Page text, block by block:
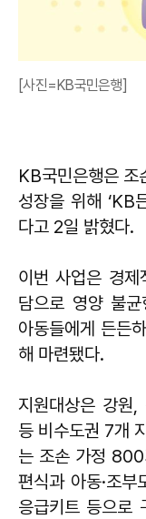
[사진=KB국민은행]
KB국민은행은 조
성장을 위해 ‘KB
다고 2일 밝혔다.
이번 사업은 경
담으로 영양 불
아동들에게 든든
해 마련됐다.
지원대상은 강원
등 비수도권 7개
는 조손 가정
편식과 아동·조
응급키트 등으로